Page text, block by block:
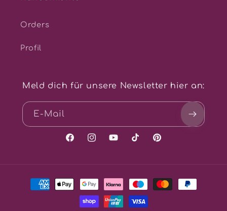
Orders
Profil
Meld dich für unsere Newsletter hier an:
E-Mail
FacebookInstagramYouTubeTikTokPinterest
Zahlungsmethoden